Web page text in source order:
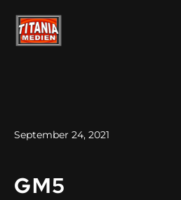
September 24, 2021
GM5